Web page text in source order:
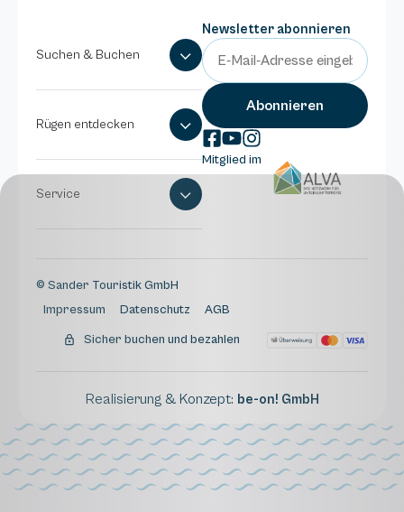
Suchen & Buchen
Rügen entdecken
Service
Newsletter abonnieren
Mitglied im
© Sander Touristik GmbH
Impressum
Datenschutz AGB
Sicher buchen und bezahlen
Realisierung & Konzept: be-on! GmbH